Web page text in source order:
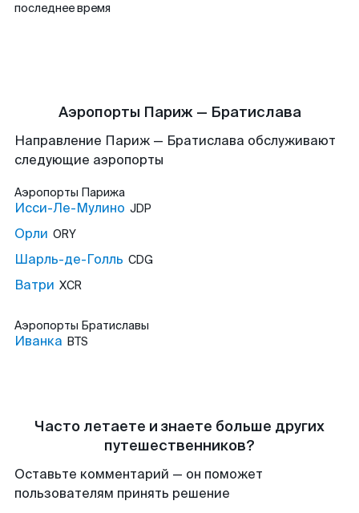
последнее время
Аэропорты Париж — Братислава
Направление Париж — Братислава обслуживают
следующие аэропорты
Аэропорты Парижа
Исси-Ле-Мулино JDP
Орли ORY
Шарль-де-Голль CDG
Ватри XCR
Аэропорты Братиславы
Иванка BTS
Часто летаете и знаете больше других
путешественников?
Оставьте комментарий — он поможет
пользователям принять решение